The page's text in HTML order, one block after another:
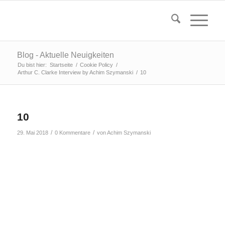
Blog - Aktuelle Neuigkeiten
Du bist hier: Startseite / Cookie Policy /
Arthur C. Clarke Interview by Achim Szymanski / 10
10
29. Mai 2018 / 0 Kommentare / vonAchim Szymanski